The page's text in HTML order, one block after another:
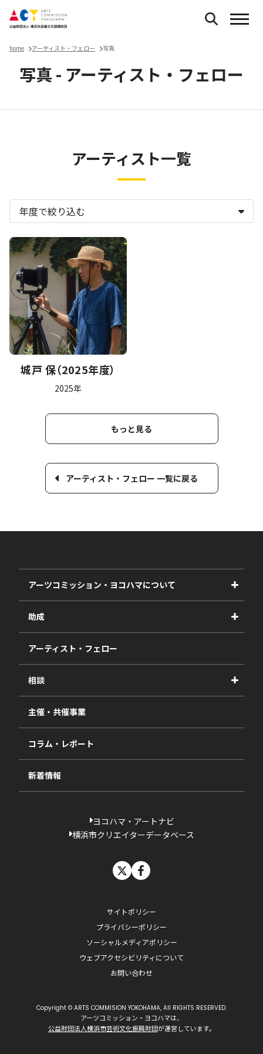
home アーティスト・フェロー 写真
写真 - アーティスト・フェロー
アーティスト一覧
城戸 保（2025年度）
2025年
もっと見る
アーティスト・フェロー 一覧に戻る
アーツコミッション・ヨコハマについて
事業紹介
事業報告書
助成
2027年度
2026年度
2025年度
2024年度
2023年度
過去の採択一覧
アーティスト・フェロー
相談
視察・ヒアリング・研究
相談依頼フォーム
主催・共催事業
コラム・レポート
新着情報
ヨコハマ・アートナビ
横浜市クリエイターデータベース
サイトポリシー
プライバシーポリシー
ソーシャルメディアポリシー
ウェブアクセシビリティについて
お問い合わせ
Copyright © ARTS COMMISION YOKOHAMA, All RIGHTS RESERVED.
アーツコミッション・ヨコハマは、
公益財団法人横浜市芸術文化振興財団が運営しています。